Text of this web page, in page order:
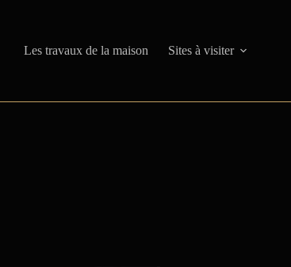
Les travaux de la maison Sites à visiter